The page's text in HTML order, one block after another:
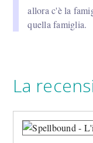
allora c'è la
quella famiglia.
La